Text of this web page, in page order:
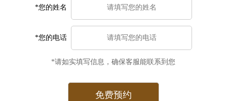
*您的姓名
*您的电话
*请如实填写信息，确保客服能联系到您